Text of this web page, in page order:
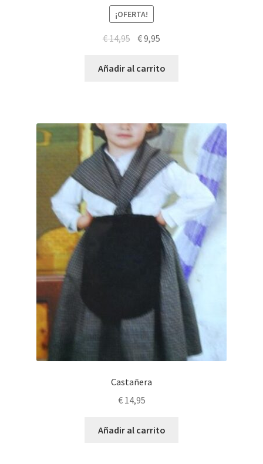
¡OFERTA!
€14,95 El
original
€9,95
actual
Añadir al carrito
Castañera
€14,95
Añadir al carrito